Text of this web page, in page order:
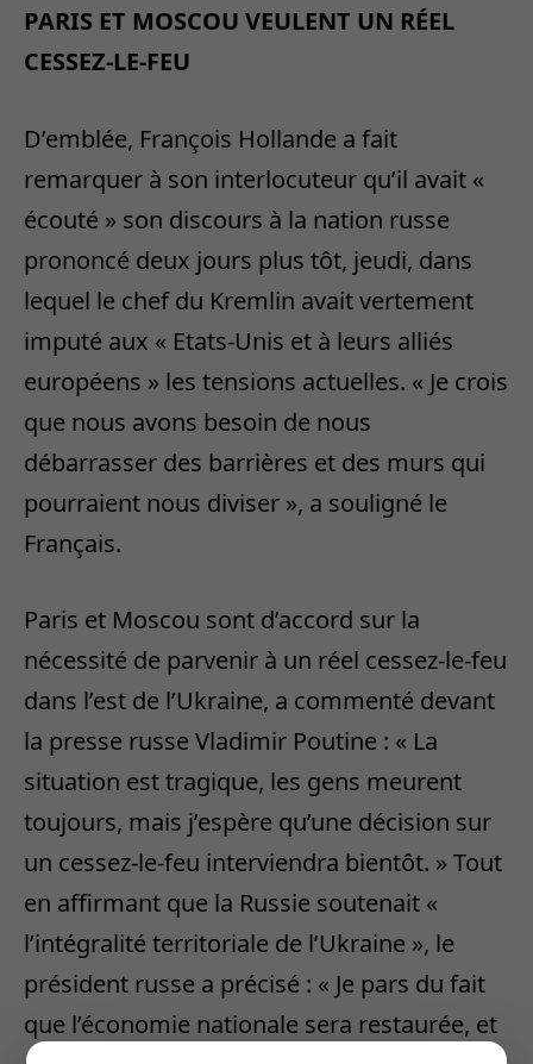
PARIS ET MOSCOU VEULENT UN RÉEL
CESSEZ-LE-FEU
D’emblée, François Hollande a fait
remarquer à son interlocuteur qu’il avait «
écouté » son discours à la nation russe
prononcé deux jours plus tôt, jeudi, dans
lequel le chef du Kremlin avait vertement
imputé aux « Etats-Unis et à leurs alliés
européens » les tensions actuelles. « Je crois
que nous avons besoin de nous
débarrasser des barrières et des murs qui
pourraient nous diviser », a souligné le
Français.
Paris et Moscou sont d’accord sur la
nécessité de parvenir à un réel cessez-le-feu
dans l’est de l’Ukraine, a commenté devant
la presse russe Vladimir Poutine : « La
situation est tragique, les gens meurent
toujours, mais j’espère qu’une décision sur
un cessez-le-feu interviendra bientôt. » Tout
en affirmant que la Russie soutenait «
l’intégralité territoriale de l’Ukraine », le
président russe a précisé : « Je pars du fait
que l’économie nationale sera restaurée, et